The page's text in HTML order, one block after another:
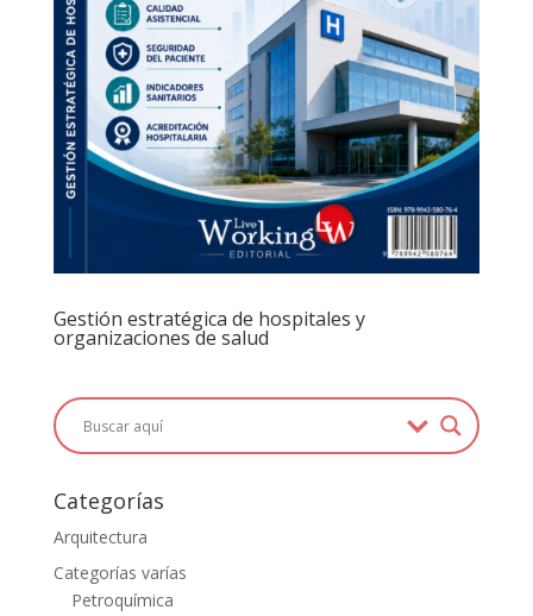
Gestión estratégica de hospitales y
organizaciones de salud
Categorías
Arquitectura
Categorías varías
Petroquímica